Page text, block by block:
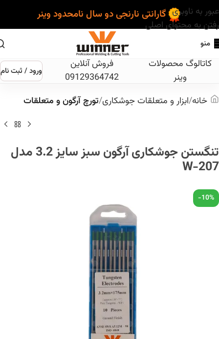
عبور به ناوبری
رفتن به محتوای اصلی
گارانتی نارنجی دو سال نامحدود وینر
منو
کاتالوگ محصولات
وینر
فروش آنلاین
09129364742
ورود / ثبت نام
خانه ابزار و متعلقات جوشکاری تورچ آرگون و متعلقات
تنگستن جوشکاری آرگون سبز سایز 3.2 مدل
W-207
-10%